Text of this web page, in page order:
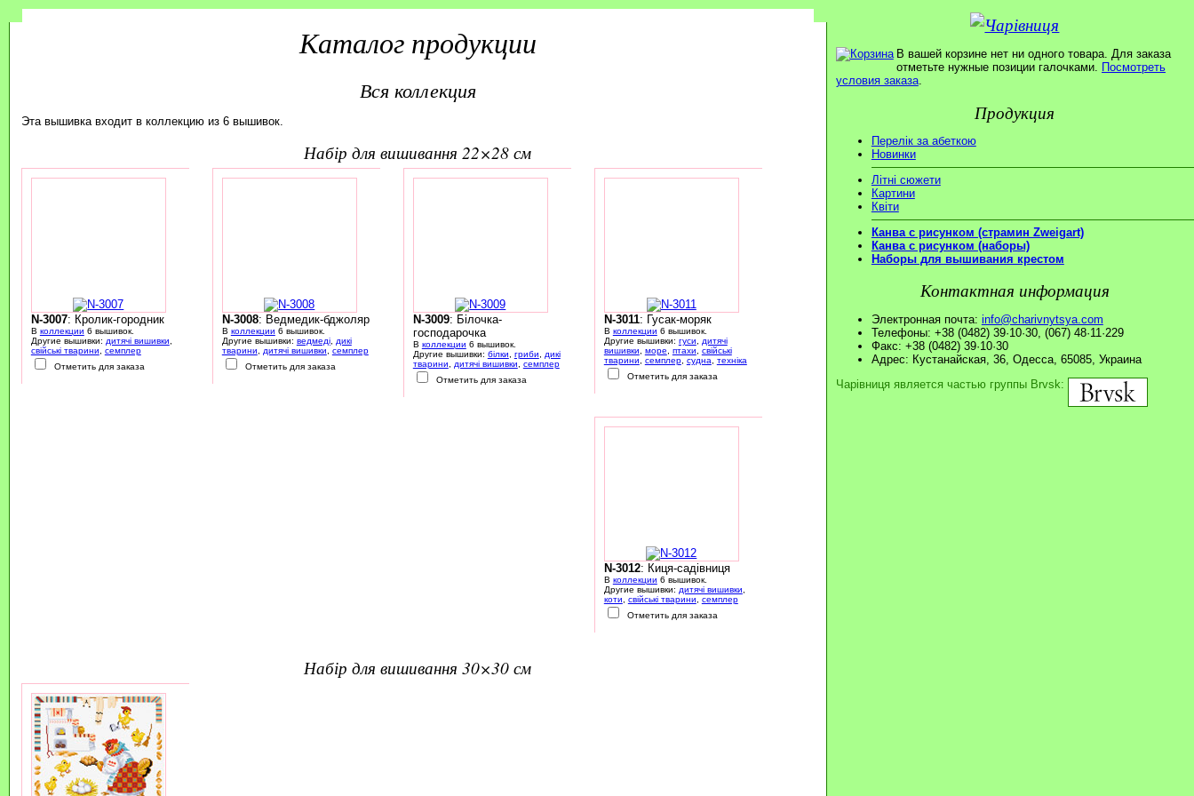
Каталог продукции
Вся коллекция
Эта вышивка входит в коллекцию из 6 вышивок.
набір для вишивання 22×28 см
N-3007: Кролик-городник
В коллекции 6 вышивок.
Другие вышивки: дитячі вишивки
свійські тварини
семплер
Отметить для заказа
N-3008: Ведмедик-бджоляр
В коллекции 6 вышивок.
Другие вышивки: ведмеді,
дикі
тварини
дитячі вишивки
семплер
Отметить для заказа
N-3009: Білочка-
господарочка
В коллекции 6 вышивок.
Другие вышивки: білки гриби
дикі
тварини
дитячі вишивки
семплер
Отметить для заказа
N-3011: Гусак-моряк
В коллекции 6 вышивок.
Другие вышивки: гуси
дитячі
вишивки
море птахи
свійські
тварини
семплер, судна
техніка
Отметить для заказа
N-3012: Киця-садівниця
В коллекции 6 вышивок.
Другие вышивки: дитячі вишивки
коти
свійські тварини
семплер
Отметить для заказа
набір для вишивання 30×30 см
В вашей корзине нет ни одного товара. Для заказа
отметьте нужные позиции галочками. Посмотреть
условия заказа.
Продукция
Перелік за абеткою
Новинки
Літні сюжети
Картини
Квіти
Канва с рисунком (страмин Zweigart)
Канва с рисунком (наборы)
Наборы для вышивания крестом
Контактная информация
Электронная почта: info@charivnytsya.com
Телефоны: +38 (0482) 39·10·30, (067) 48·11·229
Факс: +38 (0482) 39·10·30
Адрес: Кустанайская, 36, Одесса, 65085, Украина
Чарівниця является частью группы Brvsk: